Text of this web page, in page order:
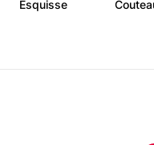
Esquisse